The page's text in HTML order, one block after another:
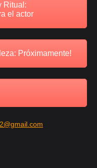
Ritual:
el actor
Próximamente!